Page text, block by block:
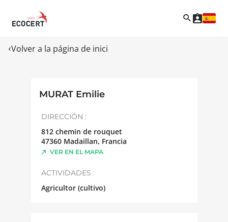
Volver a la página de inici
MURAT Emilie
DIRECCIÓN :
812 chemin de rouquet
47360 Madaillan, Francia
VER EN EL MAPA
ACTIVIDADES :
Agricultor (cultivo)